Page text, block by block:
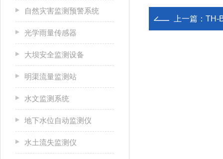
自然灾害监测预警系统
光学雨量传感器
大坝安全监测设备
明渠流量监测站
水文监测系统
地下水位自动监测仪
水土流失监测仪
上一篇： TH-